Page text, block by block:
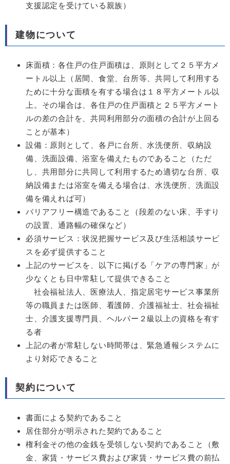
支援認定を受けている親族）
建物について
床面積：各住戸の住戸面積は、原則として２５平方メ
ートル以上（居間、食堂、台所等、共同して利用する
ために十分な面積を有する場合は１８平方メートル以
上。その場合は、各住戸の住戸面積と２５平方メート
ルの差の合計を、共同利用部分の面積の合計が上回る
ことが基本）
設備：原則として、各戸に台所、水洗便所、収納設
備、洗面設備、浴室を備えたものであること（ただ
し、共用部分に共同して利用するため適切な台所、収
納設備または浴室を備える場合は、水洗便所、洗面設
備を備えれば可）
バリアフリー構造であること（段差のない床、手すり
の設置、通路幅の確保など）
必須サービス：状況把握サービス及び生活相談サービ
スを必ず提供すること
上記のサービスを、以下に掲げる「ケアの専門家」が
少なくとも日中常駐して提供できること
社会福祉法人、医療法人、指定居宅サービス事業所
等の職員または医師、看護師、介護福祉士、社会福祉
士、介護支援専門員、ヘルパー２級以上の資格を有す
る者
上記の者が常駐しない時間帯は、緊急通報システムに
より対応できること
契約について
書面による契約であること
居住部分が明示された契約であること
権利金その他の金銭を受領しない契約であること（敷
金、家賃・サービス費および家賃・サービス費の前払